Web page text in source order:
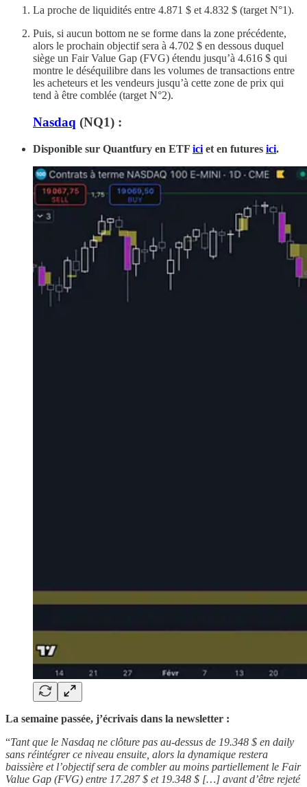
La proche de liquidités entre 4.871 $ et 4.832 $ (target N°1).
Puis, si aucun bottom ne se forme dans la zone précédente,
alors le prochain objectif sera à 4.702 $ en dessous duquel
siège un Fair Value Gap (FVG) étendu jusqu’à 4.616 $ qui
montre le déséquilibre dans les volumes de transactions entre
les acheteurs et les vendeurs jusqu’à cette zone de prix qui
tend à être comblée (target N°2).
Nasdaq (NQ1) :
Disponible sur Quantfury en ETF ici et en futures ici.
La semaine passée, j’écrivais dans la newsletter :
“Tant que le Nasdaq ne clôture pas au-dessus de 19.348 $ en daily
sans réintégrer ce niveau ensuite, alors la dynamique restera
baissière et l’objectif sera de combler au moins partiellement le Fair
Value Gap (FVG) entre 17.287 $ et 19.348 $ […] avant d’être rejeté